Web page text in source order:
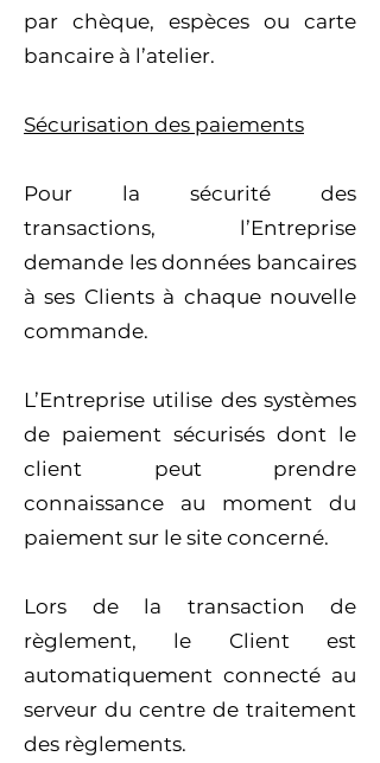
par chèque, espèces ou carte
bancaire à l’atelier.
Sécurisation des paiements
Pour la sécurité des
transactions, l’Entreprise
demande les données bancaires
à ses Clients à chaque nouvelle
commande.
L’Entreprise utilise des systèmes
de paiement sécurisés dont le
client peut prendre
connaissance au moment du
paiement sur le site concerné.
Lors de la transaction de
règlement, le Client est
automatiquement connecté au
serveur du centre de traitement
des règlements.